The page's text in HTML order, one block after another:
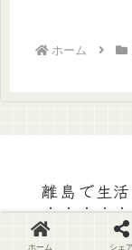
ホーム
離島で生
© 2020 離
ホーム シェア